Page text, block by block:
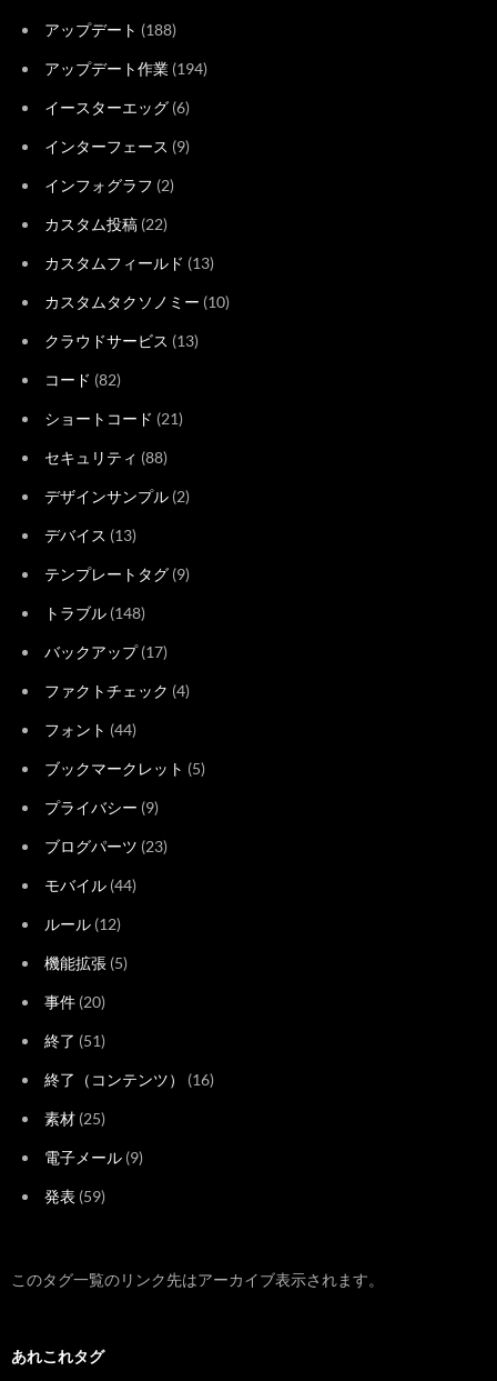
アップデート (188)
アップデート作業 (194)
イースターエッグ (6)
インターフェース (9)
インフォグラフ (2)
カスタム投稿 (22)
カスタムフィールド (13)
カスタムタクソノミー (10)
クラウドサービス (13)
コード (82)
ショートコード (21)
セキュリティ (88)
デザインサンプル (2)
デバイス (13)
テンプレートタグ (9)
トラブル (148)
バックアップ(17)
ファクトチェック (4)
フォント (44)
ブックマークレット (5)
プライバシー (9)
ブログパーツ (23)
モバイル (44)
ルール (12)
機能拡張 (5)
事件 (20)
終了 (51)
終了（コンテンツ） (16)
素材 (25)
電子メール (9)
発表 (59)
このタグ一覧のリンク先はアーカイブ表示されます。
あれこれタグ